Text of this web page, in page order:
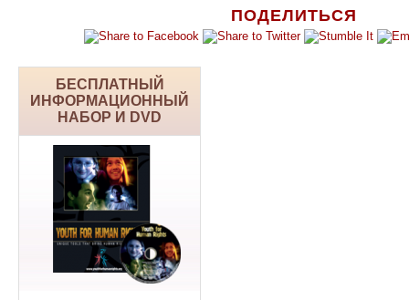
ПОДЕЛИТЬСЯ
БЕСПЛАТНЫЙ
ИНФОРМАЦИОННЫЙ
НАБОР И DVD